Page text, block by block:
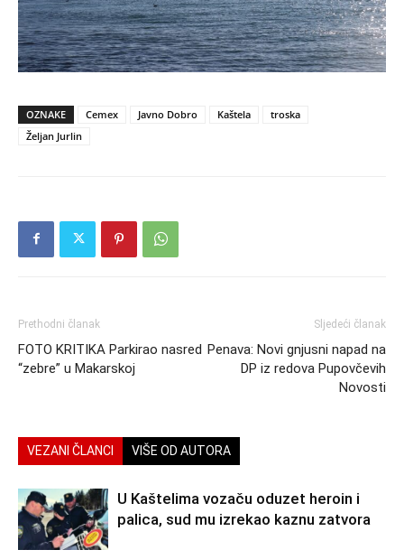
OZNAKE Cemex Javno Dobro Kaštela
troska
Željan Jurlin
Prethodni članak
FOTO KRITIKA Parkirao nasred
“zebre” u Makarskoj
Sljedeći članak
Penava: Novi gnjusni napad na
DP iz redova Pupovčevih
Novosti
VEZANI ČLANCI VIŠE OD AUTORA
U Kaštelima vozaču oduzet heroin i
palica, sud mu izrekao kaznu zatvora